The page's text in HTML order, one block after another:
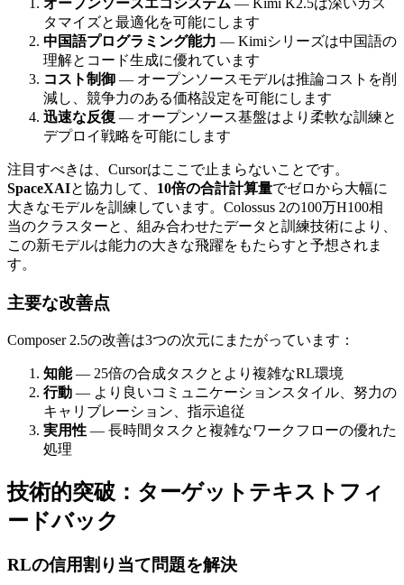
タマイズと最適化を可能にします
中国語プログラミング能力 — Kimiシリーズは中国語の
理解とコード生成に優れています
コスト制御 — オープンソースモデルは推論コストを削
減し、競争力のある価格設定を可能にします
迅速な反復 — オープンソース基盤はより柔軟な訓練と
デプロイ戦略を可能にします
注目すべきは、Cursorはここで止まらないことです。
SpaceXAIと協力して、 10倍の合計計算量でゼロから大幅に
大きなモデルを訓練しています。Colossus 2の100万H100相
当のクラスターと、組み合わせたデータと訓練技術により、
この新モデルは能力の大きな飛躍をもたらすと予想されま
す。
主要な改善点
Composer 2.5の改善は3つの次元にまたがっています：
知能— 25倍の合成タスクとより複雑なRL環境
行動 — より良いコミュニケーションスタイル、努力の
キャリブレーション、指示追従
実用性 — 長時間タスクと複雑なワークフローの優れた
処理
技術的突破：ターゲットテキストフィ
ードバック
RLの信用割り当て問題を解決